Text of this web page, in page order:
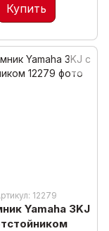
Купить
12279
Yamaha 3KJ